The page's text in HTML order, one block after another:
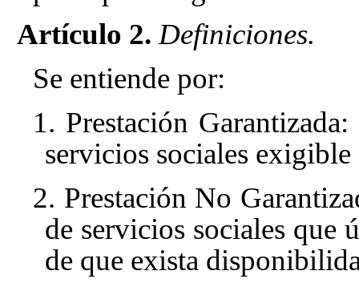
Artículo 2. Definiciones.
Se entiende por:
1. Prestación
servicios sociales
2. Prestación No
de servicios sociales que
de que exista